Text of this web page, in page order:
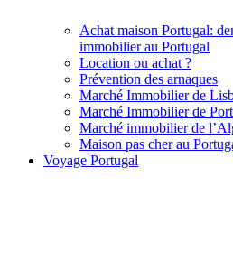
Achat maison Portugal:
immobilier au Portugal
Location ou achat ?
Prévention des arnaques
Marché Immobilier de
Marché Immobilier de
Marché immobilier de
Maison pas cher au
Voyage Portugal